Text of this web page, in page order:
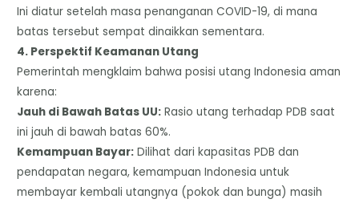
Ini diatur setelah masa penanganan COVID-19, di mana
batas tersebut sempat dinaikkan sementara.
​4. Perspektif Keamanan Utang
​Pemerintah mengklaim bahwa posisi utang Indonesia aman
karena:
​Jauh di Bawah Batas UU: Rasio utang terhadap PDB saat
ini jauh di bawah batas 60%.
​Kemampuan Bayar: Dilihat dari kapasitas PDB dan
pendapatan negara, kemampuan Indonesia untuk
membayar kembali utangnya (pokok dan bunga) masih